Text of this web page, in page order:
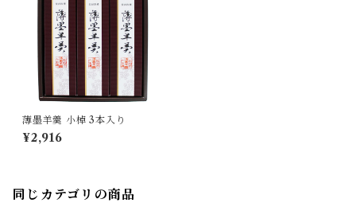
薄墨羊羹 小棹 3本入り
¥2,916
同じカテゴリの商品